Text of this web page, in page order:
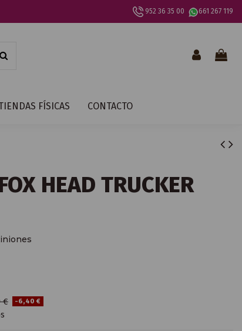
952 36 35 00 661 267 119
FÍSICAS CONTACTO
HEAD TRUCKER
€ -6,40 €